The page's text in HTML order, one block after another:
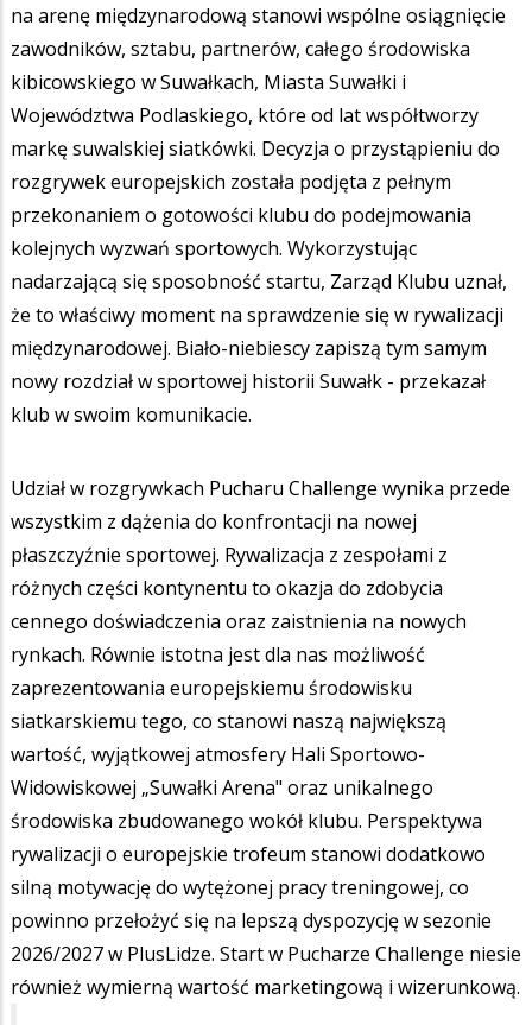
na arenę międzynarodową stanowi wspólne osiągnięcie
zawodników, sztabu, partnerów, całego środowiska
kibicowskiego w Suwałkach, Miasta Suwałki i
Województwa Podlaskiego, które od lat współtworzy
markę suwalskiej siatkówki. Decyzja o przystąpieniu do
rozgrywek europejskich została podjęta z pełnym
przekonaniem o gotowości klubu do podejmowania
kolejnych wyzwań sportowych. Wykorzystując
nadarzającą się sposobność startu, Zarząd Klubu uznał,
że to właściwy moment na sprawdzenie się w rywalizacji
międzynarodowej. Biało-niebiescy zapiszą tym samym
nowy rozdział w sportowej historii Suwałk - przekazał
klub w swoim komunikacie.
Udział w rozgrywkach Pucharu Challenge wynika przede
wszystkim z dążenia do konfrontacji na nowej
płaszczyźnie sportowej. Rywalizacja z zespołami z
różnych części kontynentu to okazja do zdobycia
cennego doświadczenia oraz zaistnienia na nowych
rynkach. Równie istotna jest dla nas możliwość
zaprezentowania europejskiemu środowisku
siatkarskiemu tego, co stanowi naszą największą
wartość, wyjątkowej atmosfery Hali Sportowo-
Widowiskowej „Suwałki Arena" oraz unikalnego
środowiska zbudowanego wokół klubu. Perspektywa
rywalizacji o europejskie trofeum stanowi dodatkowo
silną motywację do wytężonej pracy treningowej, co
powinno przełożyć się na lepszą dyspozycję w sezonie
2026/2027 w PlusLidze. Start w Pucharze Challenge niesie
również wymierną wartość marketingową i wizerunkową.